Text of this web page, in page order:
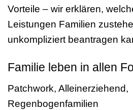
Vorteile – wir erklären,
Leistungen Familien
unkompliziert beantragen
Familie leben in allen
Patchwork, Alleinerziehend,
Regenbogenfamilien